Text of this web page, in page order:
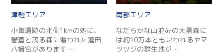
津軽
小館遺跡の北側1kmの処に、
鬱蒼と茂る森に覆われた蓬田
八幡宮があります…
南部
なだらかな山並みの大黒森に
は約10万本ともいわれるヤマ
ツツジの群生地が…